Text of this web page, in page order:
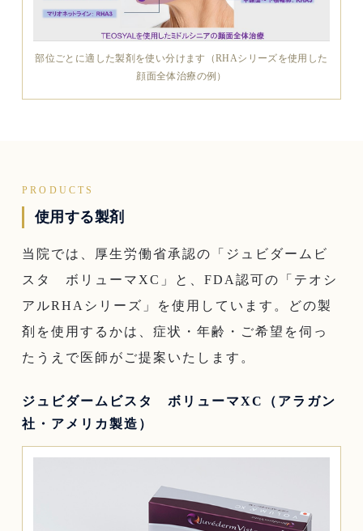
部位ごとに適した製剤を使い分けます（RHAシリーズを使用した
顔面全体治療の例）
PRODUCTS
使用する製剤
当院では、厚生労働省承認の「ジュビダームビ
スタ ボリューマXC」と、FDA認可の「テオシ
アルRHAシリーズ」を使用しています。どの製
剤を使用するかは、症状・年齢・ご希望を伺っ
たうえで医師がご提案いたします。
ジュビダームビスタ ボリューマXC（アラガン
社・アメリカ製造）